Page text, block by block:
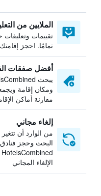
الملايين من
تقييمات وتعليقات
تمامًا. احجز
أفضل صفقات
ومكان إقامة
مقارنة أماكن
إلغاء مجاني
من الوارد أن
البحث وحجز
الإلغاء المجاني